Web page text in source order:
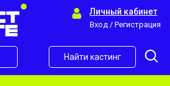
Личный кабинет
Вход / Регистрация
Найти кастинг